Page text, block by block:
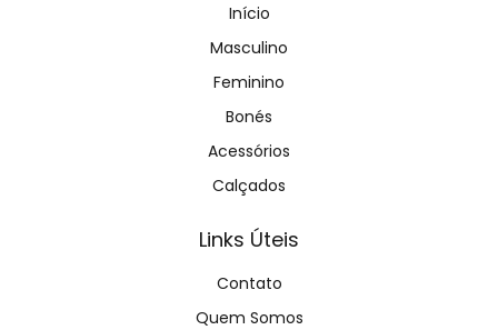
Início
Masculino
Feminino
Bonés
Acessórios
Calçados
Links Úteis
Contato
Quem Somos